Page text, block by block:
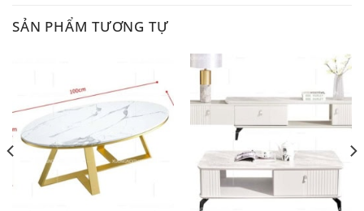
SẢN PHẨM TƯƠNG TỰ